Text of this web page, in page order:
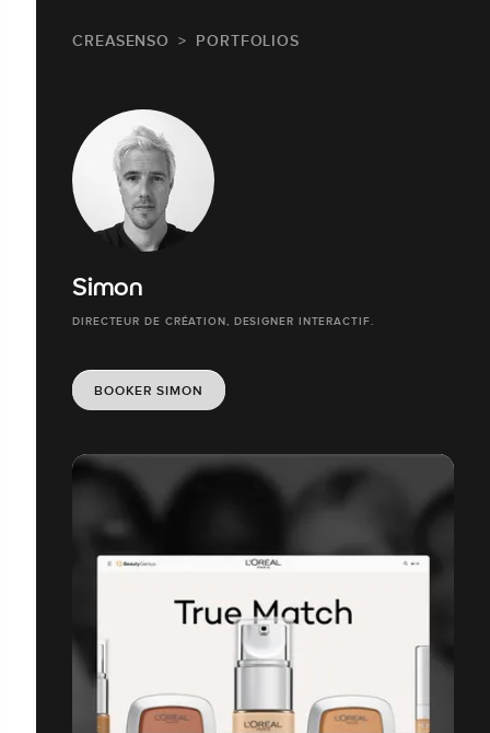
CREASENSO PORTFOLIOS
Simon
DIRECTEUR DE CRÉATION, DESIGNER INTERACTIF.
BOOKER SIMON